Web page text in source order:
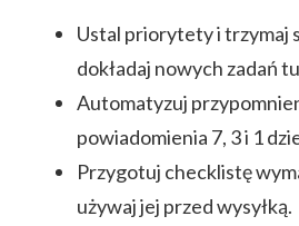
Ustal priorytety i trzymaj
dokładaj nowych zadań
Automatyzuj
powiadomienia 7, 3 i 1
Przygotuj checklistę
używaj jej przed wysyłką.